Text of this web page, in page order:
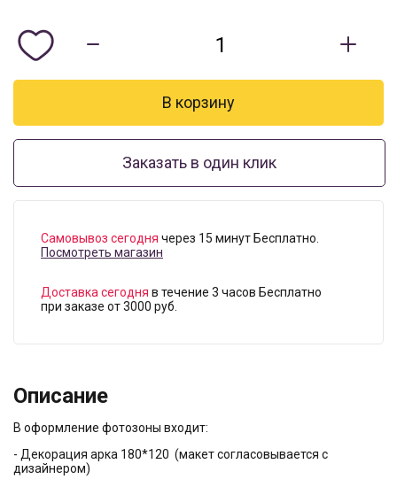
Заказать в один клик
Самовывоз сегодня через 15 минут Бесплатно.
Посмотреть магазин
Доставка сегодня в течение 3 часов Бесплатно
при заказе от 3000 руб.
Описание
В оформление фотозоны входит:
- Декорация арка 180*120 (макет согласовывается с
дизайнером)